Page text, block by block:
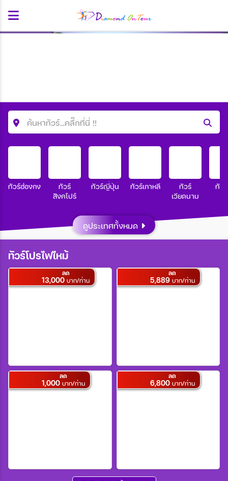
ค้นหาทัวร์...คลื๊กที่นี่ !!
คำค้นหา
สายการบิน
เฉพาะเดือน
ทัวร์ฮ่องกง
ทัวร์
สิงคโปร์
ทัวร์ญี่ปุ่น ทัวร์เกาหลี
ทัวร์
เวียดนาม
ทัว
ดูประเทศทั้งหมด
ทัวร์โปรไฟไหม้
ลด
13,000 บาท/ท่าน
ลด
5,889 บาท/ท่าน
ลด
1,000 บาท/ท่าน
ลด
6,800 บาท/ท่าน